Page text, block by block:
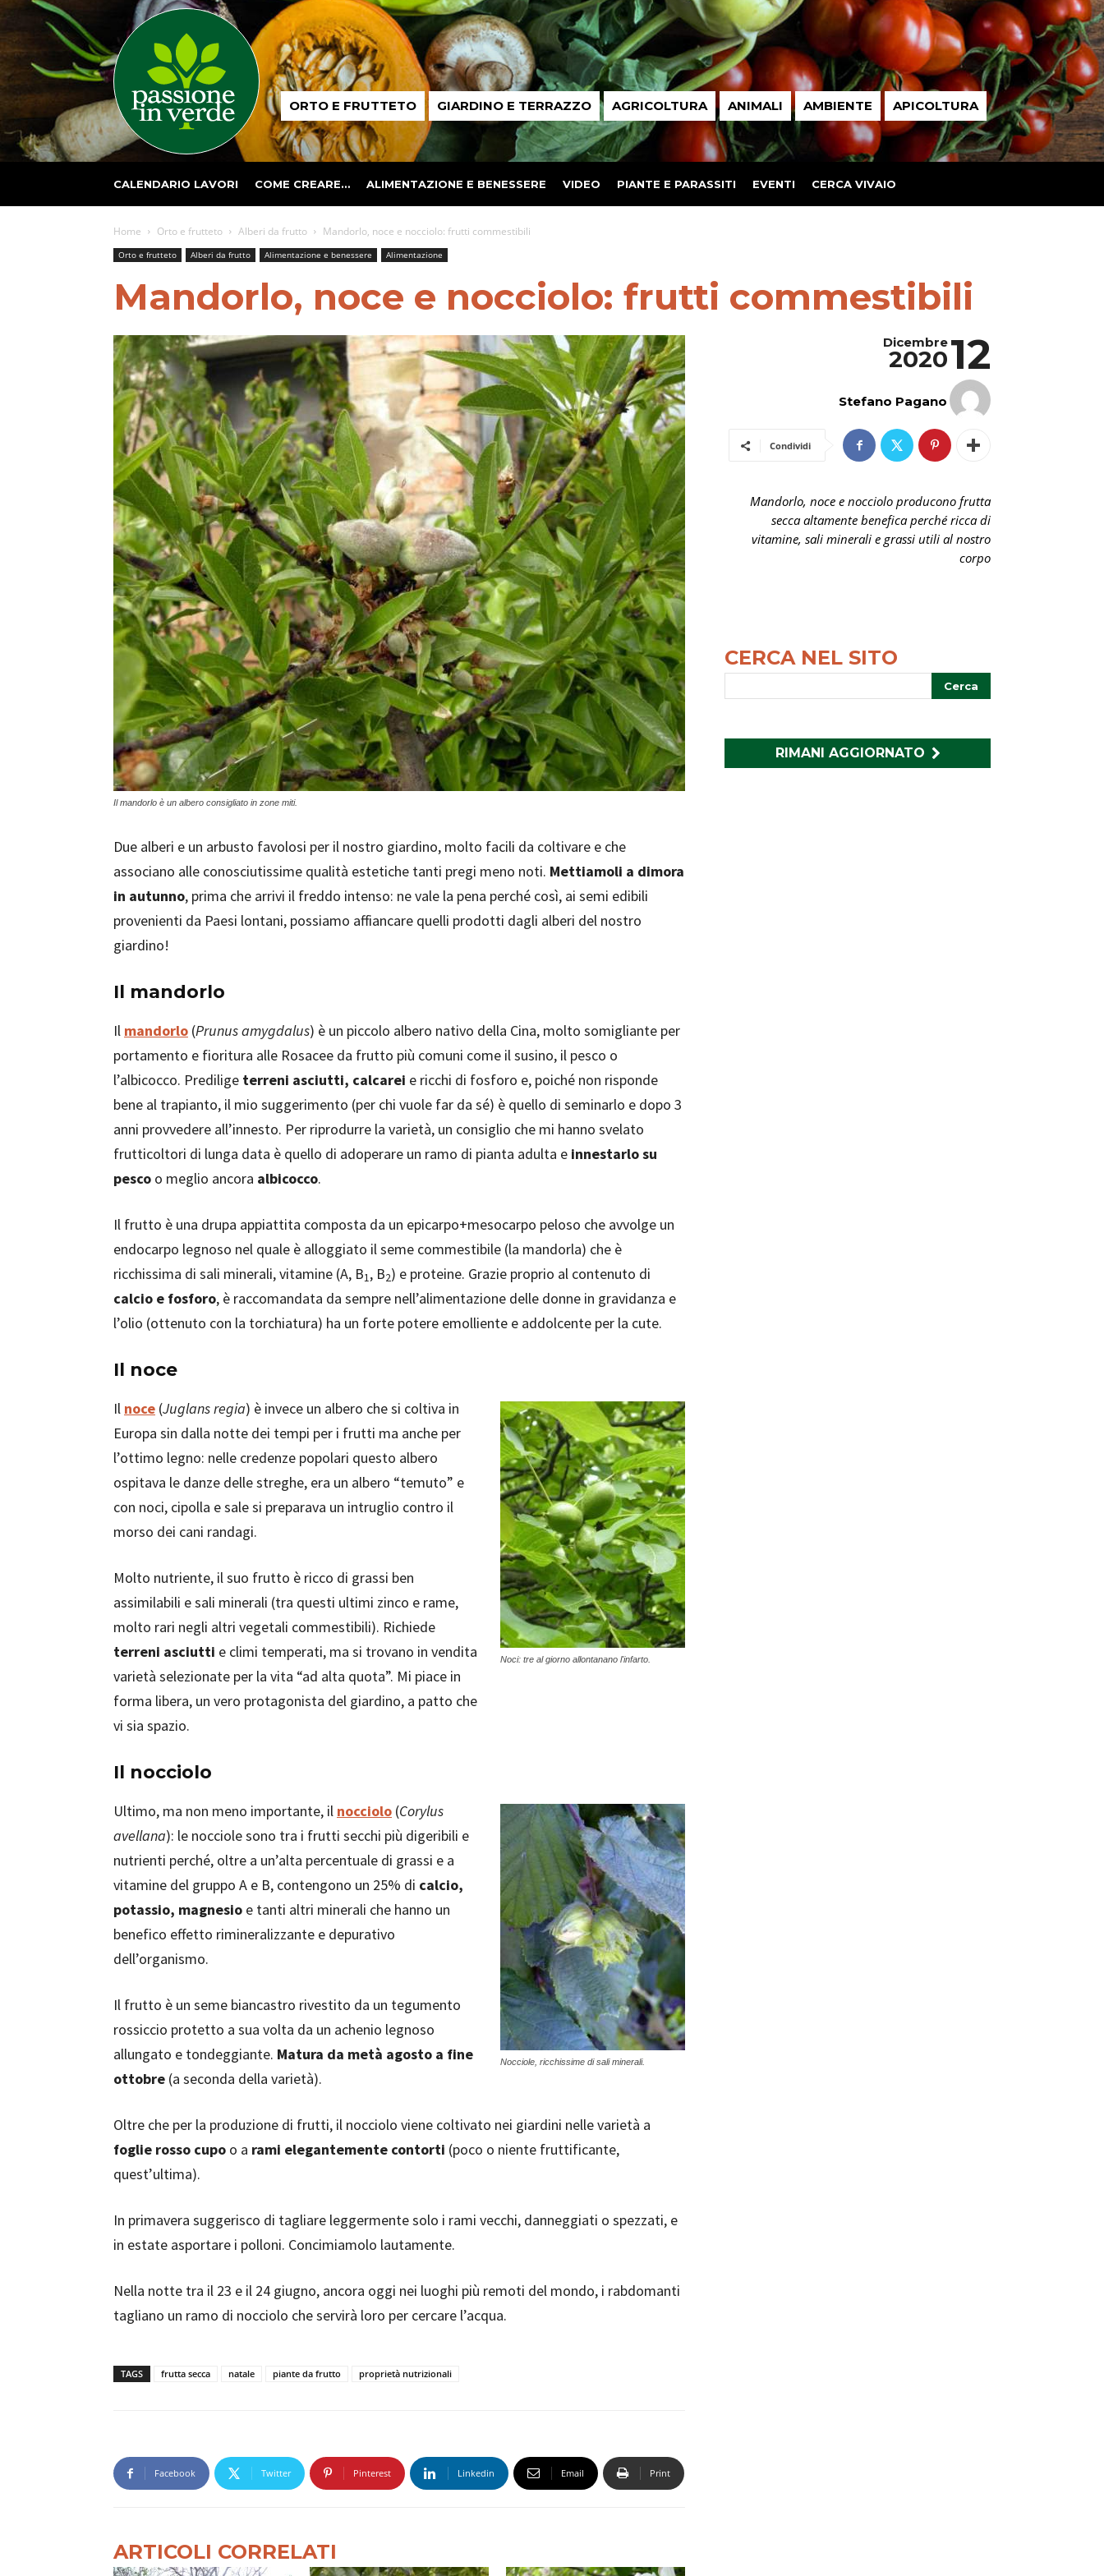
Passione
in ORTO E FRUTTETO GIARDINO E TERRAZZO AGRICOLTURA ANIMALI AMBIENTE APICOLTURA
CALENDARIO LAVORI COME CREARE… ALIMENTAZIONE E BENESSERE VIDEO PIANTE E PARASSITI EVENTI CERCA VIVAIO
Home Orto e frutteto Alberi da frutto Mandorlo, noce e nocciolo: frutti commestibili
Orto e frutteto Alberi da frutto Alimentazione e benessere Alimentazione
Mandorlo, noce e nocciolo: frutti commestibili
Il mandorlo è un albero consigliato in zone miti.
Due alberi e un arbusto favolosi per il nostro giardino, molto facili da coltivare e che
associano alle conosciutissime qualità estetiche tanti pregi meno noti. Mettiamoli a dimora
in autunno, prima che arrivi il freddo intenso: ne vale la pena perché così, ai semi edibili
provenienti da Paesi lontani, possiamo affiancare quelli prodotti dagli alberi del nostro
giardino!
Il mandorlo
Il mandorlo (Prunus amygdalus) è un piccolo albero nativo della Cina, molto somigliante per
portamento e fioritura alle Rosacee da frutto più comuni come il susino, il pesco o
l’albicocco. Predilige terreni asciutti, calcarei e ricchi di fosforo e, poiché non risponde
bene al trapianto, il mio suggerimento (per chi vuole far da sé) è quello di seminarlo e dopo 3
anni provvedere all’innesto. Per riprodurre la varietà, un consiglio che mi hanno svelato
frutticoltori di lunga data è quello di adoperare un ramo di pianta adulta e innestarlo su
pesco o meglio ancora albicocco.
Il frutto è una drupa appiattita composta da un epicarpo+mesocarpo peloso che avvolge un
endocarpo legnoso nel quale è alloggiato il seme commestibile (la mandorla) che è
ricchissima di sali minerali, vitamine (A, B1, B2) e proteine. Grazie proprio al contenuto di
calcio e fosforo, è raccomandata da sempre nell’alimentazione delle donne in gravidanza e
l’olio (ottenuto con la torchiatura) ha un forte potere emolliente e addolcente per la cute.
Il noce
Noci: tre al giorno allontanano l'infarto.
Il noce (Juglans regia) è invece un albero che si coltiva in
Europa sin dalla notte dei tempi per i frutti ma anche per
l’ottimo legno: nelle credenze popolari questo albero
ospitava le danze delle streghe, era un albero “temuto” e
con noci, cipolla e sale si preparava un intruglio contro il
morso dei cani randagi.
Molto nutriente, il suo frutto è ricco di grassi ben
assimilabili e sali minerali (tra questi ultimi zinco e rame,
molto rari negli altri vegetali commestibili). Richiede
terreni asciutti e climi temperati, ma si trovano in vendita
varietà selezionate per la vita “ad alta quota”. Mi piace in
forma libera, un vero protagonista del giardino, a patto che
vi sia spazio.
Il nocciolo
Nocciole, ricchissime di sali minerali.
Ultimo, ma non meno importante, il nocciolo (Corylus
avellana): le nocciole sono tra i frutti secchi più digeribili e
nutrienti perché, oltre a un’alta percentuale di grassi e a
vitamine del gruppo A e B, contengono un 25% di calcio,
potassio, magnesio e tanti altri minerali che hanno un
benefico effetto rimineralizzante e depurativo
dell’organismo.
Il frutto è un seme biancastro rivestito da un tegumento
rossiccio protetto a sua volta da un achenio legnoso
allungato e tondeggiante. Matura da metà agosto a fine
ottobre (a seconda della varietà).
Oltre che per la produzione di frutti, il nocciolo viene coltivato nei giardini nelle varietà a
foglie rosso cupo o a rami elegantemente contorti (poco o niente fruttificante,
quest’ultima).
In primavera suggerisco di tagliare leggermente solo i rami vecchi, danneggiati o spezzati, e
in estate asportare i polloni. Concimiamolo lautamente.
Nella notte tra il 23 e il 24 giugno, ancora oggi nei luoghi più remoti del mondo, i rabdomanti
tagliano un ramo di nocciolo che servirà loro per cercare l’acqua.
TAGS frutta secca natale piante da frutto proprietà nutrizionali
Facebook Twitter Pinterest Linkedin Email Print
ARTICOLI CORRELATI
12
Dicembre
2020
Stefano Pagano
Condividi
Mandorlo, noce e nocciolo producono frutta
secca altamente benefica perché ricca di
vitamine, sali minerali e grassi utili al nostro
corpo
CERCA NEL SITO
RIMANI AGGIORNATO